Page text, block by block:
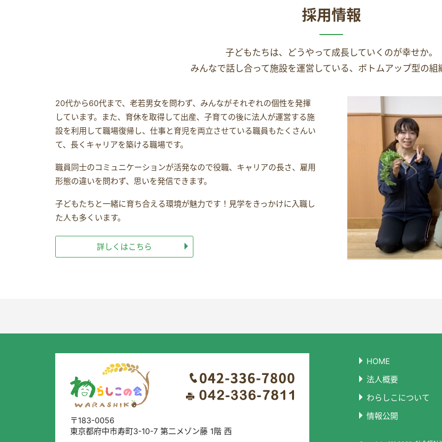
採用情報
子どもたちは、どうやって成長していくのが幸せか。
みんなで話し合って施設を運営している、ボトムアップ型の組
20代から60代まで、老若男女を問わず、みんながそれぞれの個性を発揮
しています。また、育休を取得して出産、子育ての後に法人が運営する施
設を利用して職場復帰し、仕事と育児を両立させている職員もたくさんい
て、長くキャリアを築ける職場です。
職員同士のコミュニケーションが活発なので役職、キャリアの長さ、雇用
形態の違いを問わず、思いを発信できます。
子どもたちと一緒に育ち合える環境が魅力です！見学をきっかけに入職し
た人も多くいます。
詳しくはこちら
〒183-0056
東京都府中市寿町3-10-7 第二メゾン藤 1階 西
HOME
法人概要
わらしこについて
情報公開